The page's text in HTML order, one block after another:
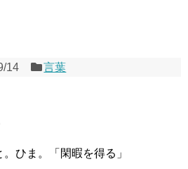
14 言葉
ひま。「閑暇を得る」